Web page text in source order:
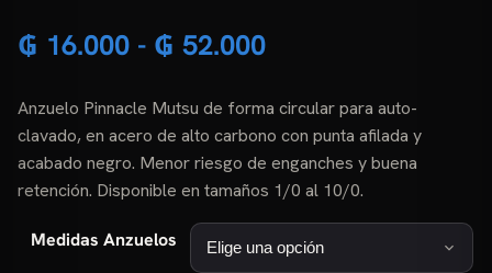
₲ 16.000 - ₲ 52.000Rango
precios:
desde
₲ 16.000
hasta
Anzuelo Pinnacle Mutsu de forma circular para auto-
clavado, en acero de alto carbono con punta afilada y
acabado negro. Menor riesgo de enganches y buena
retención. Disponible en tamaños 1/0 al 10/0.
Medidas Anzuelos